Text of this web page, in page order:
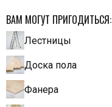
ВАМ МОГУТ ПРИГОДИТЬСЯ:
Лестницы
Доска пола
Фанера